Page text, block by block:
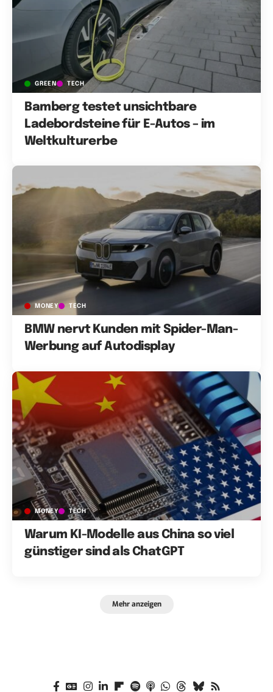
GREEN TECH
Bamberg testet unsichtbare
Ladebordsteine für E-Autos – im
Weltkulturerbe
MONEY TECH
BMW nervt Kunden mit Spider-Man-
Werbung auf Autodisplay
MONEY TECH
Warum KI-Modelle aus China so viel
günstiger sind als ChatGPT
Mehr anzeigen